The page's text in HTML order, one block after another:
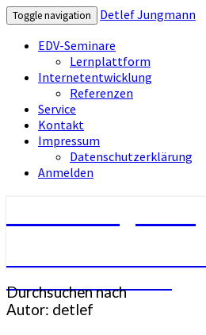
Toggle navigation
Detlef Jungmann
EDV-Seminare
Lernplattform
Internetentwicklung
Referenzen
Service
Kontakt
Impressum
Datenschutzerklärung
Anmelden
Durchsuchen nach
Autor: detlef